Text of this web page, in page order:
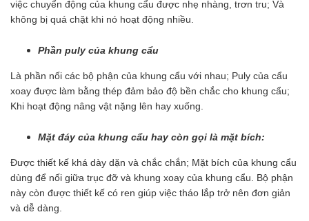
việc chuyển động của khung cẩu được nhẹ nhàng, trơn tru; Và
không bị quá chặt khi nó hoạt động nhiều.
Phần puly của khung cẩu
Là phần nối các bộ phận của khung cẩu với nhau; Puly của cẩu
xoay được làm bằng thép đảm bảo độ bền chắc cho khung cẩu;
Khi hoạt động nâng vật nặng lên hay xuống.
Mặt đáy của khung cẩu hay còn gọi là mặt bích:
Được thiết kế khá dày dặn và chắc chắn; Mặt bích của khung cẩu
dùng để nối giữa trục đỡ và khung xoay của khung cẩu. Bộ phận
này còn được thiết kế có ren giúp việc tháo lắp trở nên đơn giản
và dễ dàng.